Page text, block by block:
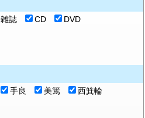
雑誌 CD
DVD
手良 美篶
西箕輪